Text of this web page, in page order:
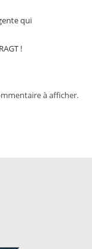
qui
!
à afficher.